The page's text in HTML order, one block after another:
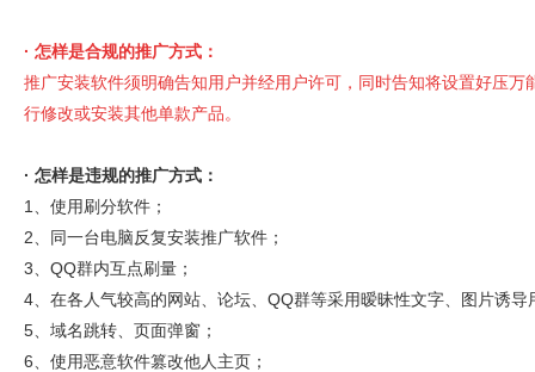
· 怎样是合规的推广方式：
推广安装软件须明确告知用户并经用户许可，同时告知将设置好压
行修改或安装其他单款产品。
· 怎样是违规的推广方式：
1、使用刷分软件；
2、同一台电脑反复安装推广软件；
3、QQ群内互点刷量；
4、在各人气较高的网站、论坛、QQ群等采用暧昧性文字、图片诱导
5、域名跳转、页面弹窗；
6、使用恶意软件篡改他人主页；